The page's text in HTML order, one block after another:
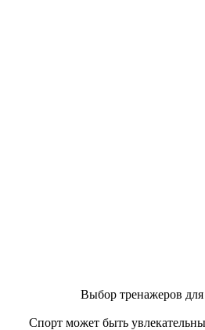
Выбор тренажеров для
Спорт может быть